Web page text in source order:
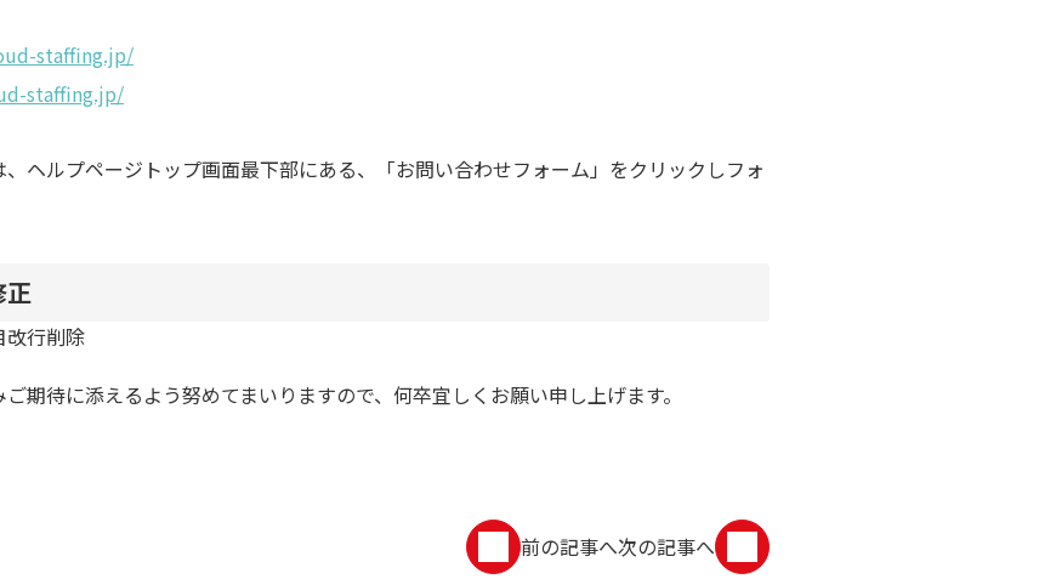
staffing.jp/
staffing.jp/
ヘルプページトップ画面最下部にある、 「お問い合わせフォーム」をクリックしフォ
正
改行削除
期待に添えるよう努めてまいりますので、何卒宜しくお願い申し上げます。
前の記事へ次の記事へ